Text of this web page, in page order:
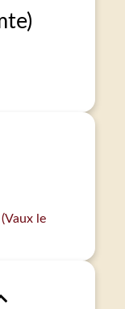
le